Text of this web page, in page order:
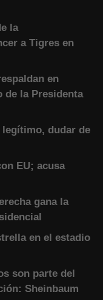
la
a Tigres en
en
de la Presidenta
dudar de
EU; acusa
gana la
en el estadio
son parte del
Sheinbaum